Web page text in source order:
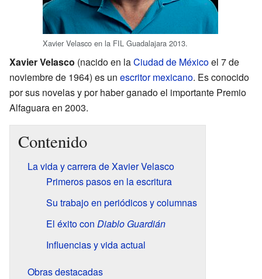
Xavier Velasco en la FIL Guadalajara 2013.
Xavier Velasco (nacido en laCiudad de Méxicoel 7 de
noviembre de 1964) es un escritor mexicano. Es conocido
por sus novelas y por haber ganado el importante Premio
Alfaguara en 2003.
Contenido
La vida y carrera de Xavier Velasco
Primeros pasos en la escritura
Su trabajo en periódicos y columnas
El éxito con Diablo Guardián
Influencias y vida actual
Obras destacadas